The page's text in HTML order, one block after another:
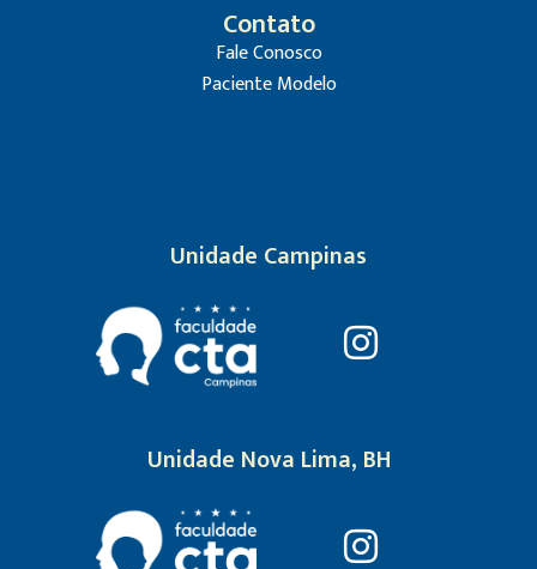
Contato
Fale Conosco
Paciente Modelo
Unidade Campinas
Unidade Nova Lima, BH